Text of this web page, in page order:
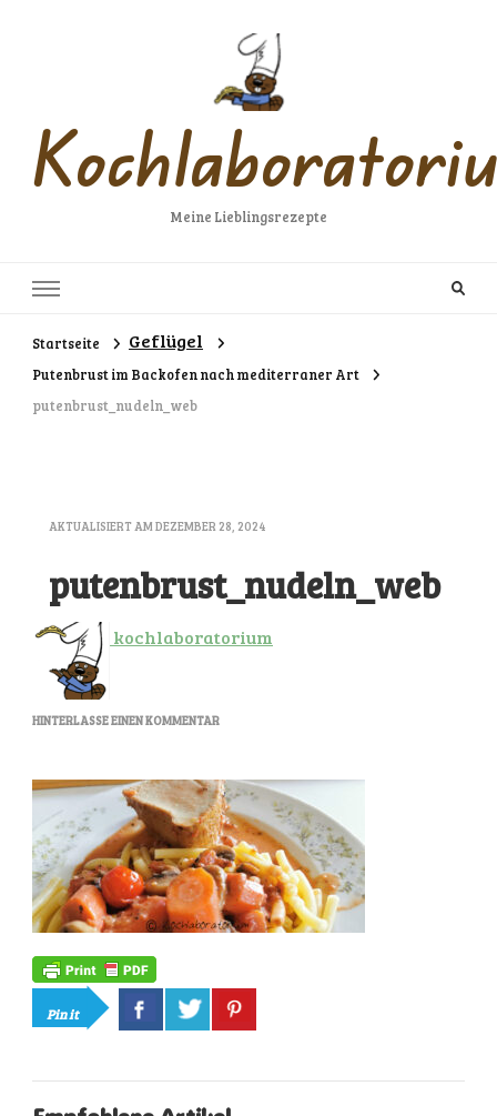
Meine Lieblingsrezepte
Startseite Geflügel
Putenbrust im Backofen nach mediterraner Art
putenbrust_nudeln_web
AKTUALISIERT AMDEZEMBER 28, 2024
putenbrust_nudeln_web
kochlaboratorium
HINTERLASSE EINEN KOMMENTARZU
Pin it